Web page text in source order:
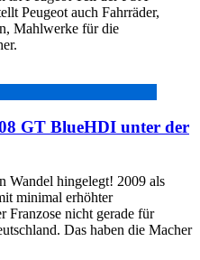
Peugeot auch Fahrräder,
Mahlwerke für die
GT BlueHDI unter der
Wandel hingelegt! 2009 als
minimal erhöhter
Franzose nicht gerade für
Das haben die Macher